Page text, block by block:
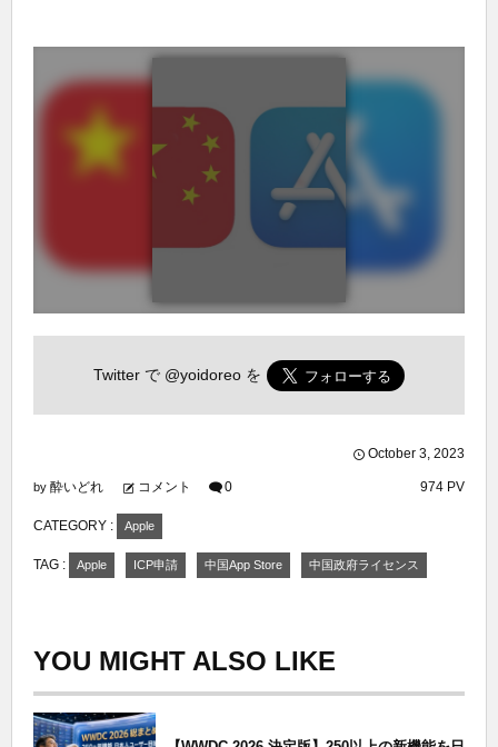
Twitter で @yoidoreo を
October 3 2023
by 酔いどれ コメント 0 974 PV
CATEGORY : Apple
TAG : Apple ICP申請 中国App Store 中国政府ライセンス
YOU MIGHT ALSO LIKE